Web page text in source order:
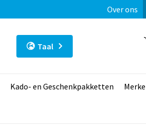
Over ons
Taal
Kado- en Geschenkpakketten